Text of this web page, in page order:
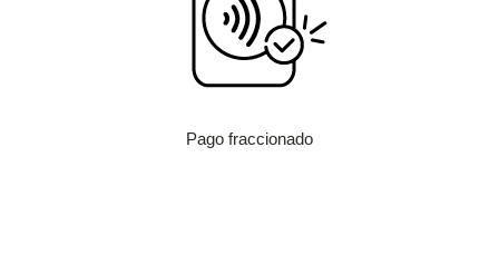
Pago fraccionado